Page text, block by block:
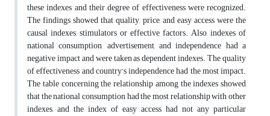
these indexes and their degree of effectiveness were recognized.
The findings showed that quality, price, and easy access were the
causal indexes, stimulators or effective factors. Also, indexes of
national consumption, advertisement, and independence had a
negative impact and were taken as dependent indexes. The quality
of effectiveness and country's independence had the most impact.
The table concerning the relationship among the indexes showed
that the national consumption had the most relationship with other
indexes, and the index of easy access had not any particular